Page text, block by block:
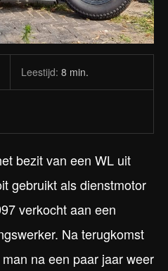
Leestijd: 8 min.
bezit van een WL uit
gebruikt als dienstmotor
verkocht aan een
Na terugkomst
na een paar jaar weer